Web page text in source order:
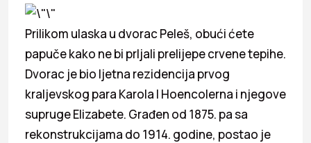
Prilikom ulaska u dvorac Peleš, obući ćete
papuče kako ne bi prljali prelijepe crvene tepihe.
Dvorac je bio ljetna rezidencija prvog
kraljevskog para Karola I Hoencolerna i njegove
supruge Elizabete. Građen od 1875. pa sa
rekonstrukcijama do 1914. godine, postao je